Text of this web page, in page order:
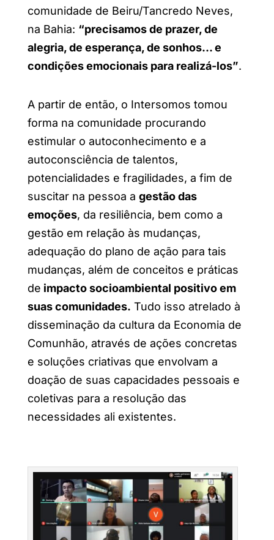
comunidade de Beiru/Tancredo Neves,
na Bahia: “precisamos de prazer, de
alegria, de esperança, de sonhos… e
condições emocionais para realizá-los”.
A partir de então, o Intersomos tomou
forma na comunidade procurando
estimular o autoconhecimento e a
autoconsciência de talentos,
potencialidades e fragilidades, a fim de
suscitar na pessoa a gestão das
emoções, da resiliência, bem como a
gestão em relação às mudanças,
adequação do plano de ação para tais
mudanças, além de conceitos e práticas
de impacto socioambiental positivo em
suas comunidades. Tudo isso atrelado à
disseminação da cultura da Economia de
Comunhão, através de ações concretas
e soluções criativas que envolvam a
doação de suas capacidades pessoais e
coletivas para a resolução das
necessidades ali existentes.